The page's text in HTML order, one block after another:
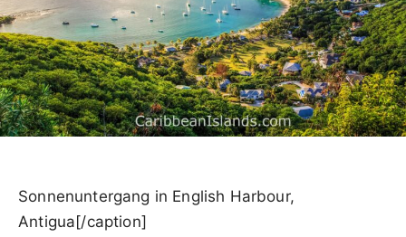
Sonnenuntergang in English Harbour,
Antigua[/caption]